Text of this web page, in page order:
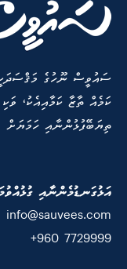
ސައުވީސް ނޫހުގެ
ކަމެއް ތާޒާ ކަމާއިއެކު،
ތިޔަބޭފުޅުންނާއި ހަމަޔަށް
އަޅުގަނޑުމެންނާއި
info@sauvees.com
7729999 960+